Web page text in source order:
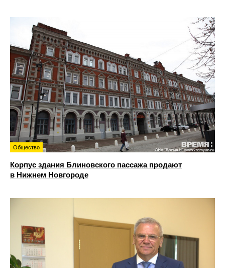
Общество
Корпус здания Блиновского пассажа продают
в Нижнем Новгороде